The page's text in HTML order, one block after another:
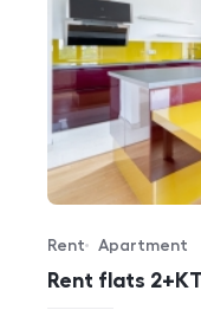
Rent flats
Offer type
Rent
Property type
Apartment